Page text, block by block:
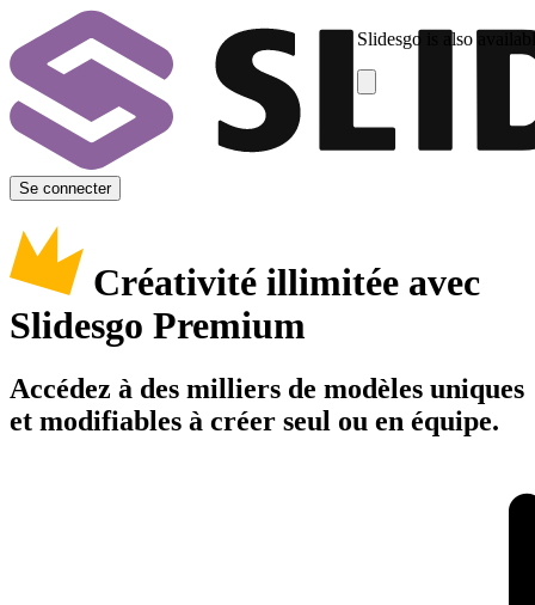
Slidesgo is also
Se connecter
Créativité illimitée avec
Slidesgo Premium
Accédez à des milliers de modèles uniques
et modifiables à créer seul ou en équipe.